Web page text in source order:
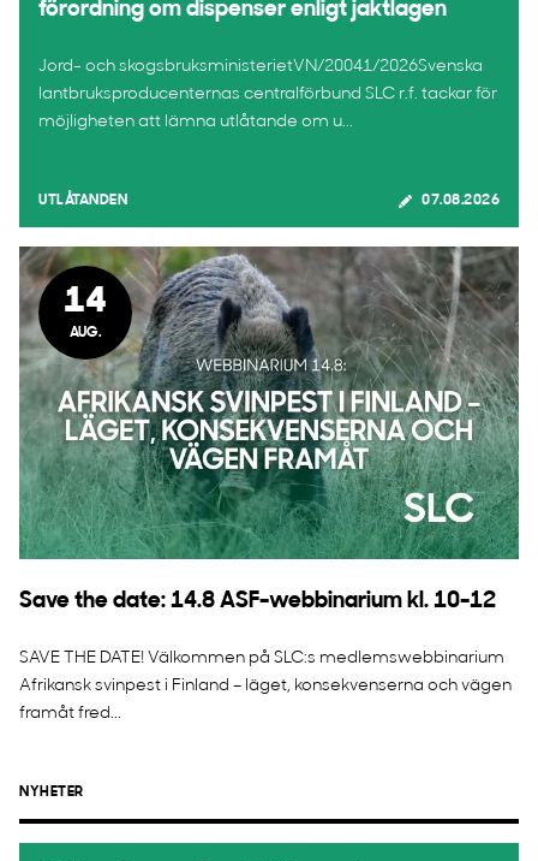
förordning om dispenser enligt jaktlagen
Jord- och skogsbruksministerietVN/20041/2026Svenska
lantbruksproducenternas centralförbund SLC r.f. tackar för
möjligheten att lämna utlåtande om u...
UTLÅTANDEN 07.08.2026
14
AUG.
Save the date: 14.8 ASF-webbinarium kl. 10-12
SAVE THE DATE! Välkommen på SLC:s medlemswebbinarium
Afrikansk svinpest i Finland – läget, konsekvenserna och vägen
framåt fred...
NYHETER